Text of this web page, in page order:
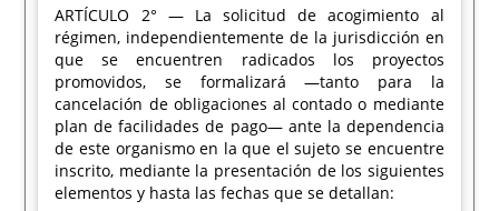
ARTÍCULO 2° — La solicitud de acogimiento al
régimen, independientemente de la jurisdicción en
que se encuentren radicados los proyectos
promovidos, se formalizará —tanto para la
cancelación de obligaciones al contado o mediante
plan de facilidades de pago— ante la dependencia
de este organismo en la que el sujeto se encuentre
inscrito, mediante la presentación de los siguientes
elementos y hasta las fechas que se detallan: